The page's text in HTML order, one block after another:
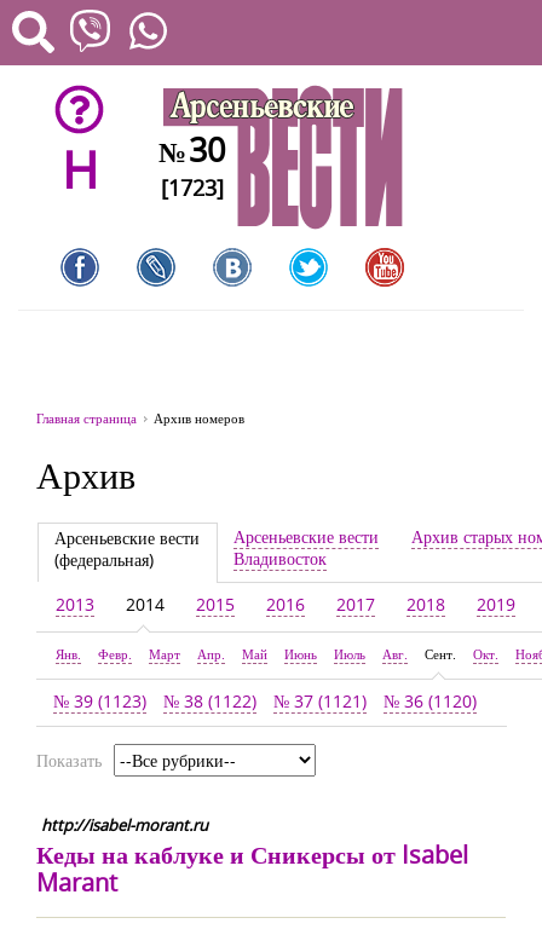
H №30
[1723]
Главная страница Архив номеров
Архив
Арсеньевские вести
(федеральная)
Арсеньевские вести
Владивосток
Архив старых
2013 2014 2015 2016 2017 2018 2019
Янв. Февр. Март Апр. Май Июнь Июль Авг. Сент. Окт.
№ 39 (1123) № 38 (1122) № 37 (1121) № 36 (1120)
Показать
http://isabel-morant.ru
Кеды на каблуке и Сникерсы от Isabel
Marant